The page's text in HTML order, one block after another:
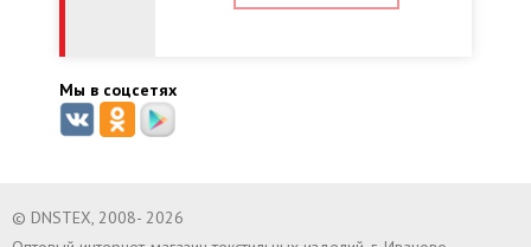
Мы в соцсетях
© DNSTEX, 2008- 2026